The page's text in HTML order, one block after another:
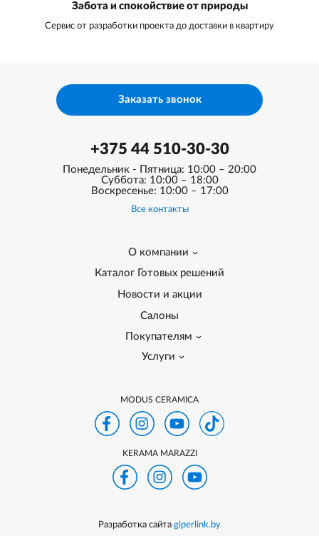
Забота и спокойствие от природы
Сервис от разработки проекта до доставки в квартиру
+375 44 510-30-30
Понедельник - Пятница: 10:00 – 20:00
Суббота: 10:00 – 18:00
Воскресенье: 10:00 – 17:00
Все контакты
О компании
Каталог Готовых решений
Новости и акции
Салоны
Покупателям
Услуги
Заказать звонок
MODUS CERAMICA
KERAMA MARAZZI
Разработка сайта giperlink.by